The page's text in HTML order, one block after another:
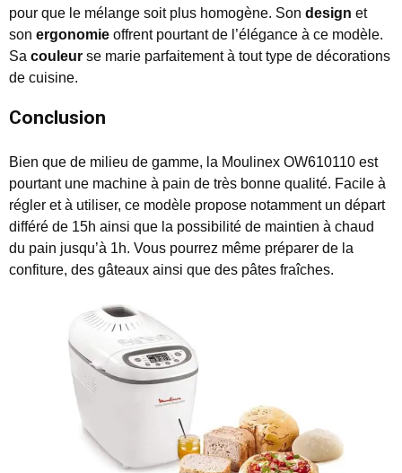
pour que le mélange soit plus homogène. Son design et
son ergonomie offrent pourtant de l’élégance à ce modèle.
Sa couleur se marie parfaitement à tout type de décorations
de cuisine.
Conclusion
Bien que de milieu de gamme, la Moulinex OW610110 est
pourtant une machine à pain de très bonne qualité. Facile à
régler et à utiliser, ce modèle propose notamment un départ
différé de 15h ainsi que la possibilité de maintien à chaud
du pain jusqu’à 1h. Vous pourrez même préparer de la
confiture, des gâteaux ainsi que des pâtes fraîches.